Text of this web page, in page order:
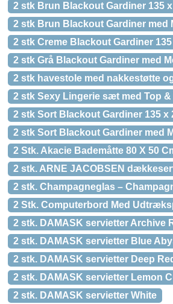
2 stk Brun Blackout Gardiner 135
2 stk Brun Blackout Gardiner med
2 stk Creme Blackout Gardiner
2 stk Grå Blackout Gardiner med
2 stk havestole med nakkestøtte
2 stk Sexy Lingerie sæt med Top &
2 stk Sort Blackout Gardiner 135 x
2 stk Sort Blackout Gardiner med
2 Stk. Akacie Bademåtte 80 X 50
2 stk. ARNE JACOBSEN
2 stk. Champagneglas –
2 Stk. Computerbord Med
2 stk. DAMASK servietter Archive
2 stk. DAMASK servietter Blue
2 stk. DAMASK servietter Deep
2 stk. DAMASK servietter Lemon
2 stk. DAMASK servietter White